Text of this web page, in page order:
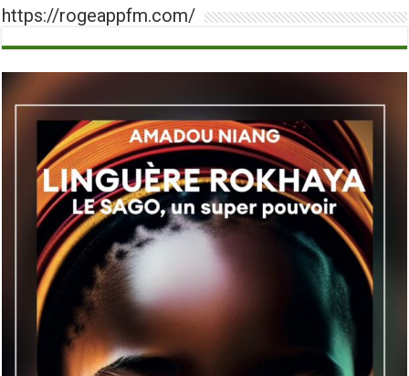
https://rogeappfm.com/